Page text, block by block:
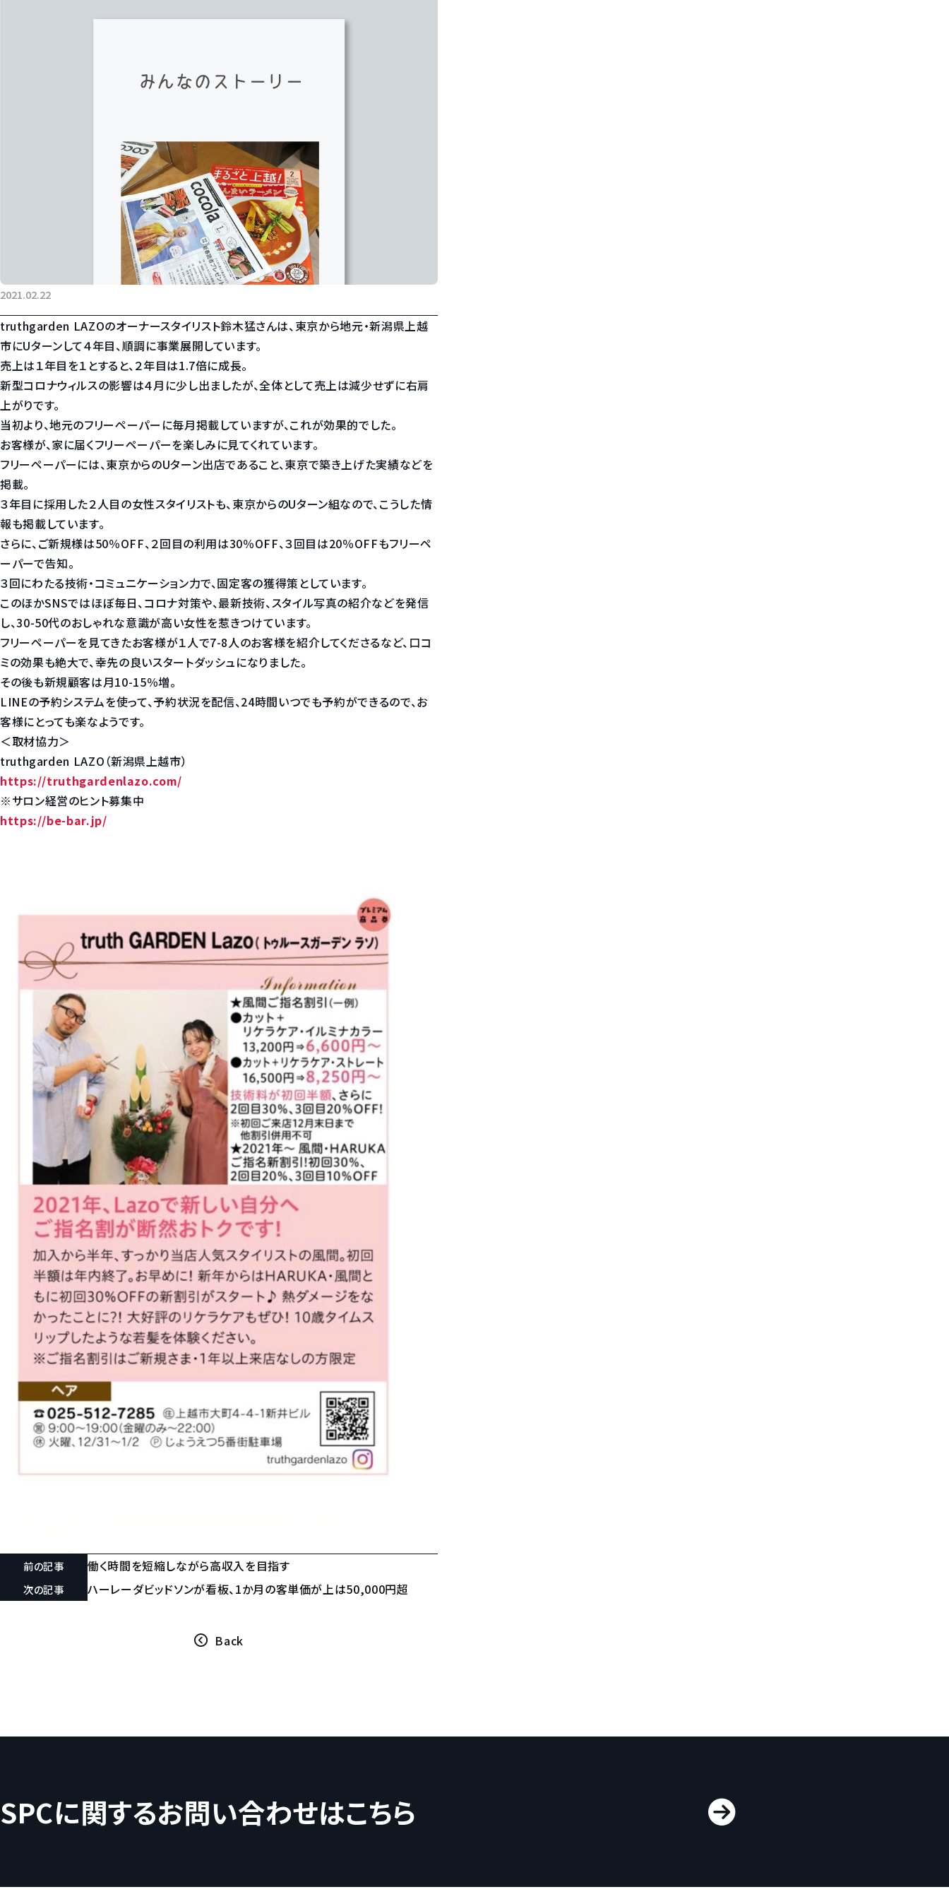
2021.02.22
truthgarden LAZOのオーナースタイリスト鈴木猛さんは、東京から地元・新潟県上越
市にUターンして４年目、順調に事業展開しています。
売上は１年目を１とすると、２年目は1.7倍に成長。
新型コロナウィルスの影響は４月に少し出ましたが、全体として売上は減少せずに右肩
上がりです。
当初より、地元のフリーペーパーに毎月掲載していますが、これが効果的でした。
お客様が、家に届くフリーペーパーを楽しみに見てくれています。
フリーペーパーには、東京からのUターン出店であること、東京で築き上げた実績などを
掲載。
３年目に採用した２人目の女性スタイリストも、東京からのUターン組なので、こうした情
報も掲載しています。
さらに、ご新規様は50％OFF、２回目の利用は30％OFF、３回目は20％OFFもフリーペ
ーパーで告知。
３回にわたる技術・コミュニケーション力で、固定客の獲得策としています。
このほかSNSではほぼ毎日、コロナ対策や、最新技術、スタイル写真の紹介などを発信
し、30-50代のおしゃれな意識が高い女性を惹きつけています。
フリーペーパーを見てきたお客様が１人で7-8人のお客様を紹介してくださるなど、口コ
ミの効果も絶大で、幸先の良いスタートダッシュになりました。
その後も新規顧客は月10-15％増。
LINEの予約システムを使って、予約状況を配信、24時間いつでも予約ができるので、お
客様にとっても楽なようです。
＜取材協力＞
truthgarden LAZO（新潟県上越市）
https://truthgardenlazo.com/
※サロン経営のヒント募集中
https://be-bar.jp/
前の記事 働く時間を短縮しながら高収入を目指す
次の記事 ハーレーダビッドソンが看板、1か月の客単価が上は50,000円超
Back
SPCに関するお問い合わせはこちら